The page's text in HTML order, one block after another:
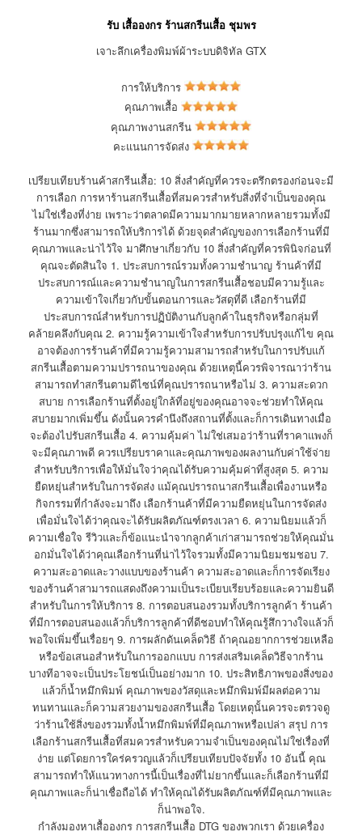
รับ เสื้อองกร ร้านสกรีนเสื้อ ชุมพร
เจาะลึกเครื่องพิมพ์ผ้าระบบดิจิทัล GTX
การให้บริการ
คุณภาพเสื้อ
คุณภาพงานสกรีน
คะแนนการจัดส่ง
เปรียบเทียบร้านค้าสกรีนเสื้อ: 10 สิ่งสำคัญที่ควรจะตรึกตรองก่อนจะมี
การเลือก การหาร้านสกรีนเสื้อที่สมควรสำหรับสิ่งที่จำเป็นของคุณ
ไม่ใช่เรื่องที่ง่าย เพราะว่าตลาดมีความมากมายหลากหลายรวมทั้งมี
ร้านมากซึ่งสามารถให้บริการได้ ด้วยจุดสำคัญของการเลือกร้านที่มี
คุณภาพและน่าไว้ใจ มาศึกษาเกี่ยวกับ 10 สิ่งสำคัญที่ควรพินิจก่อนที่
คุณจะตัดสินใจ 1. ประสบการณ์รวมทั้งความชำนาญ ร้านค้าที่มี
ประสบการณ์และความชำนาญในการสกรีนเสื้อชอบมีความรู้และ
ความเข้าใจเกี่ยวกับขั้นตอนการและวัสดุที่ดี เลือกร้านที่มี
ประสบการณ์สำหรับการปฏิบัติงานกับลูกค้าในธุรกิจหรือกลุ่มที่
คล้ายคลึงกับคุณ 2. ความรู้ความเข้าใจสำหรับการปรับปรุงแก้ไข คุณ
อาจต้องการร้านค้าที่มีความรู้ความสามารถสำหรับในการปรับแก้
สกรีนเสื้อตามความปรารถนาของคุณ ด้วยเหตุนี้ควรพิจารณาว่าร้าน
สามารถทำสกรีนตามดีไซน์ที่คุณปรารถนาหรือไม่ 3. ความสะดวก
สบาย การเลือกร้านที่ตั้งอยู่ใกล้ที่อยู่ของคุณอาจจะช่วยทำให้คุณ
สบายมากเพิ่มขึ้น ดังนั้นควรคำนึงถึงสถานที่ตั้งและก็การเดินทางเมื่อ
จะต้องไปรับสกรีนเสื้อ 4. ความคุ้มค่า ไม่ใช่เสมอว่าร้านที่ราคาแพงก็
จะมีคุณภาพดี ควรเปรียบราคาและคุณภาพของผลงานกับค่าใช้จ่าย
สำหรับบริการเพื่อให้มั่นใจว่าคุณได้รับความคุ้มค่าที่สูงสุด 5. ความ
ยืดหยุ่นสำหรับในการจัดส่ง แม้คุณปรารถนาสกรีนเสื้อเพื่องานหรือ
กิจกรรมที่กำลังจะมาถึง เลือกร้านค้าที่มีความยืดหยุ่นในการจัดส่ง
เพื่อมั่นใจได้ว่าคุณจะได้รับผลิตภัณฑ์ตรงเวลา 6. ความนิยมแล้วก็
ความเชื่อใจ รีวิวและก็ข้อแนะนำจากลูกค้าเก่าสามารถช่วยให้คุณมั่น
อกมั่นใจได้ว่าคุณเลือกร้านที่น่าไว้ใจรวมทั้งมีความนิยมชมชอบ 7.
ความสะอาดและวางแบบของร้านค้า ความสะอาดและก็การจัดเรียง
ของร้านค้าสามารถแสดงถึงความเป็นระเบียบเรียบร้อยและความยินดี
สำหรับในการให้บริการ 8. การตอบสนองรวมทั้งบริการลูกค้า ร้านค้า
ที่มีการตอบสนองแล้วก็บริการลูกค้าที่ดีชอบทำให้คุณรู้สึกวางใจแล้วก็
พอใจเพิ่มขึ้นเรื่อยๆ 9. การผลักดันเคล็ดวิธี ถ้าคุณอยากการช่วยเหลือ
หรือข้อเสนอสำหรับในการออกแบบ การส่งเสริมเคล็ดวิธีจากร้าน
บางทีอาจจะเป็นประโยชน์เป็นอย่างมาก 10. ประสิทธิภาพของสิ่งของ
แล้วก็น้ำหมึกพิมพ์ คุณภาพของวัสดุและหมึกพิมพ์มีผลต่อความ
ทนทานและก็ความสวยงามของสกรีนเสื้อ โดยเหตุนั้นควรจะตรวจดู
ว่าร้านใช้สิ่งของรวมทั้งน้ำหมึกพิมพ์ที่มีคุณภาพหรือเปล่า สรุป การ
เลือกร้านสกรีนเสื้อที่สมควรสำหรับความจำเป็นของคุณไม่ใช่เรื่องที่
ง่าย แต่โดยการใคร่ครวญแล้วก็เปรียบเทียบปัจจัยทั้ง 10 อันนี้ คุณ
สามารถทำให้แนวทางการนี้เป็นเรื่องที่ไม่ยากขึ้นและก็เลือกร้านที่มี
คุณภาพและก็น่าเชื่อถือได้ ทำให้คุณได้รับผลิตภัณฑ์ที่มีคุณภาพและ
ก็น่าพอใจ.
กำลังมองหาเสื้อองกร การสกรีนเสื้อ DTG ของพวกเรา ด้วยเครื่อง